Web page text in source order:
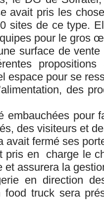
avait pris les
sites de ce type.
pour le gros
surface de
espace pour se
des
embauchées pour
des visiteurs et
avait fermé ses
pris en charge le
et assurera la
en direction
food truck sera